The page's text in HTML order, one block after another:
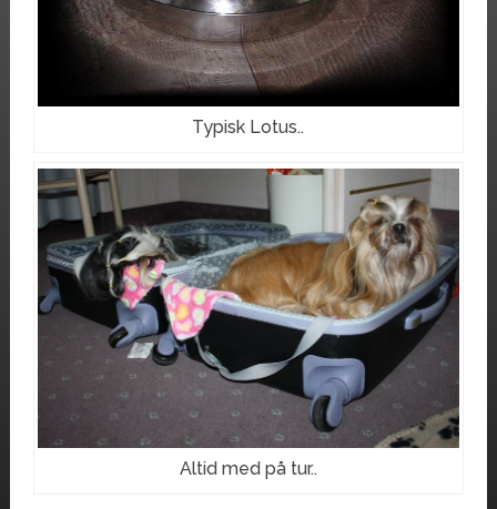
Typisk Lotus..
Altid med på tur..